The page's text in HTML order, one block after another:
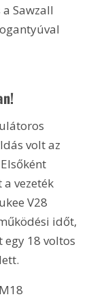
Sawzall
volt az
vezeték
V28
időt,
18 voltos